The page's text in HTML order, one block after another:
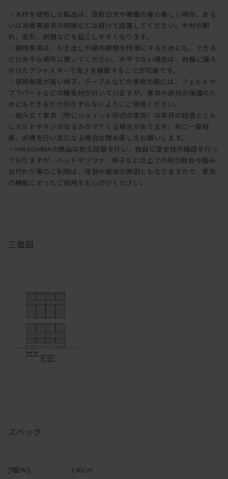
・木材を使用した製品は、直射日光や寒暖の差の著しい場所、ある
いは冷暖房器具の周囲などは避けて設置してください。木材の割
れ、変形、剥離などを起こしやすくなります。
・箱物家具は、引き出しや扉の開閉を円滑にするためにも、できる
だけ水平な場所に置いてください。水平でない場合は、台輪に備え
付けたアジャスターで高さを調節することが可能です。
・使用頻度が高い椅子、テーブルなどの家具の底には、フェルトや
プラパートなどの暖衝材が付いていますが、家具や床材の保護のた
めにもできるだけ引きずらないようにご使用ください。
・組み立て家具（特にジョイント形式の家具）は年月の経過ととも
にボルトやネジのゆるみがでてくる場合があります。年に一度程
度、点検を行い気になる場合は閉め直しをお願いします。
・HIRASHIMAの商品は耐久試験を行い、独自に安全性の確認を行っ
ておりますが、ベッドやソファ、椅子などの上での飛び跳ねや踏み
台代わり等のご利用は、怪我や破損の原因ともなりますので、家具
の機能にそったご使用をお心がけください。
三面図
スペック
[幅(W)]
140cm